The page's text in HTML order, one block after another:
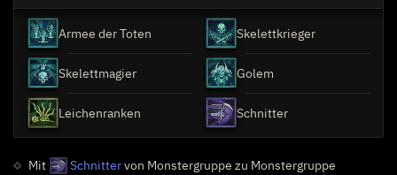
Armee der Toten Skelettkrieger
Skelettmagier Golem
Leichenranken Schnitter
Mit Schnittervon Monstergruppe zu Monstergruppe